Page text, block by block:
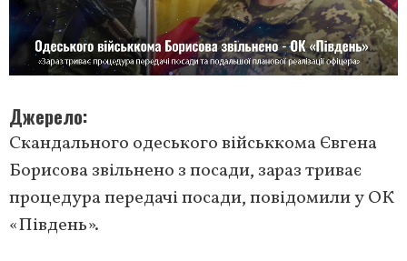
Джерело
Скандального одеського військкома Євгена
Борисова звільнено з посади, зараз триває
процедура передачі посади, повідомили у ОК
«Південь».